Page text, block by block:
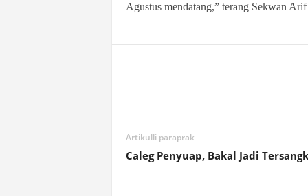
Agustus mendatang,” terang Sekwan
Artikulli paraprak
Caleg Penyuap, Bakal Jadi